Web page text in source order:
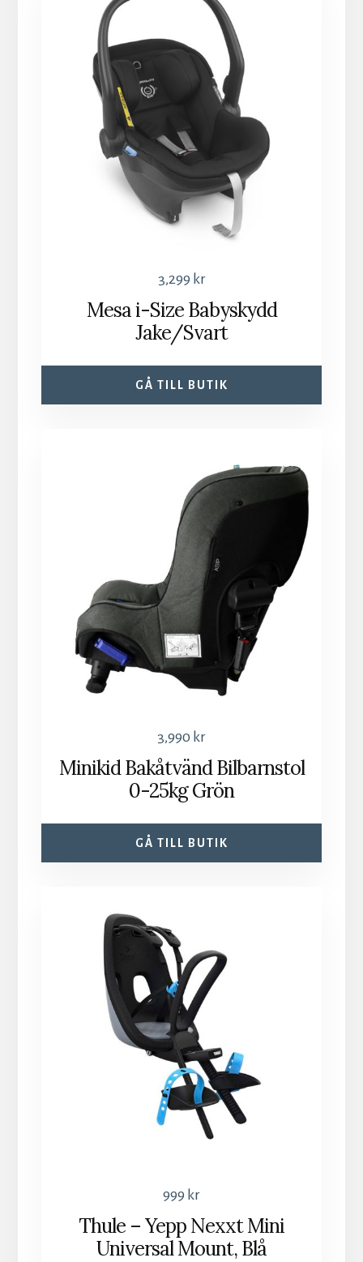
3,299 kr
Mesa i-Size Babyskydd
Jake/Svart
GÅ TILL BUTIK
3,990 kr
Minikid Bakåtvänd Bilbarnstol
0-25kg Grön
GÅ TILL BUTIK
999 kr
Thule – Yepp Nexxt Mini
Universal Mount, Blå